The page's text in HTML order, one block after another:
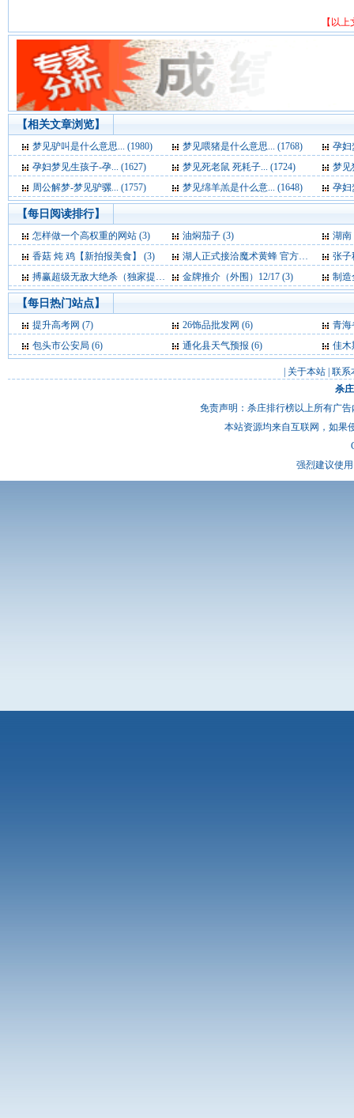
【以
【相关文章浏览】
梦见驴叫是什么意思... (1980) 梦见喂猪是什么意思... (1768)
孕妇
孕妇梦见生孩子-孕... (1627)
梦见死老鼠 死耗子... (1724)
梦见
周公解梦-梦见驴骡... (1757)
梦见绵羊羔是什么意... (1648) 孕妇
【每日阅读排行】
怎样做一个高权重的网站 (3) 油焖茄子 (3)
湖南
香菇 炖 鸡【新拍报美食】 (3)
湖人正式接洽魔术黄蜂 官方求购霍华德+保罗 (3)
张子秋
搏赢超级无敌大绝杀（独家提供）06.13 (3)
金牌推介（外围）12/17 (3) 制造
【每日热门站点】
提升高考网 (7) 26饰品批发网 (6)
青海
包头市公安局 (6) 通化县天气预报 (6) 佳木
关于本站 联系
杀
免责声明：杀庄排行榜以上所有广
本站资源均来自互联网，如果
强烈建议使